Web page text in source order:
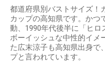
都道府県別バストサイズ！
カップの高知県です。かつ
動、1990年代後半に「ヒ
ボーイッシュな中性的イメ
た広末涼子も高知県出身で
プと言われています。